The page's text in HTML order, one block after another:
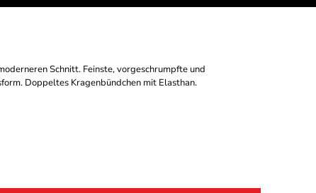
Schnitt. Feinste, vorgeschrumpfte und
Doppeltes Kragenbündchen mit Elasthan.